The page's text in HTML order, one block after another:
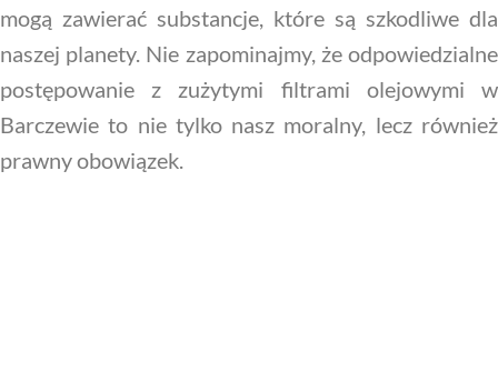
mogą zawierać substancje, które są szkodliwe dla
naszej planety. Nie zapominajmy, że odpowiedzialne
postępowanie z zużytymi filtrami olejowymi w
Barczewie to nie tylko nasz moralny, lecz również
prawny obowiązek.